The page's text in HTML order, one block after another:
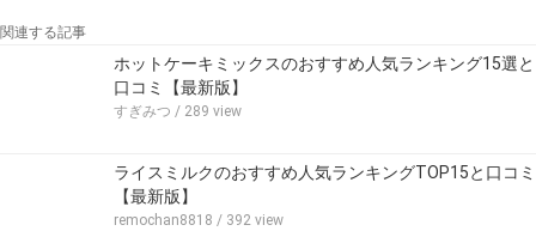
関連する記事
ホットケーキミックスのおすすめ人気ランキング15選と
口コミ【最新版】
すぎみつ / 289 view
ライスミルクのおすすめ人気ランキングTOP15と口コミ
【最新版】
remochan8818 / 392 view